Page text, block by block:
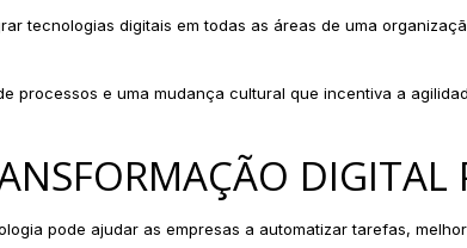
tecnologias digitais em todas as áreas de uma
processos e uma mudança cultural que incentiva a
DIGITAL
pode ajudar as empresas a automatizar tarefas,